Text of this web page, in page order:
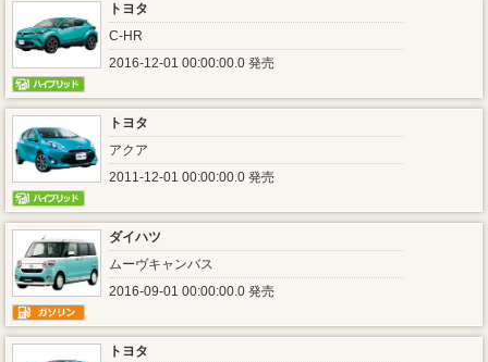
トヨタ
C-HR
2016-12-01 00:00:00.0 発売
トヨタ
アクア
2011-12-01 00:00:00.0 発売
ダイハツ
ムーヴキャンバス
2016-09-01 00:00:00.0 発売
トヨタ